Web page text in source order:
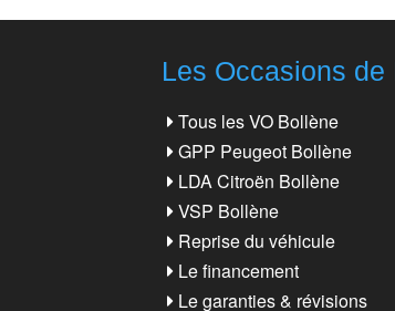
Les Occasions de
Tous les VO Bollène
GPP Peugeot Bollène
LDA Citroën Bollène
VSP Bollène
Reprise du véhicule
Le financement
Le garanties & révisions